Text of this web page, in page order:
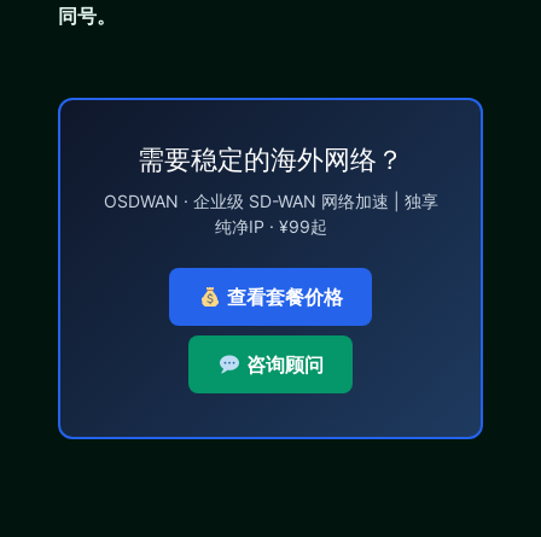
同号。
需要稳定的海外网络？
OSDWAN · 企业级 SD-WAN 网络加速 | 独享
纯净IP · ¥99起
查看套餐价格
咨询顾问